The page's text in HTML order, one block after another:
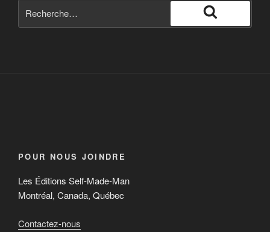
POUR NOUS JOINDRE
Les Éditions Self-Made-Man
Montréal, Canada, Québec
Contactez-nous